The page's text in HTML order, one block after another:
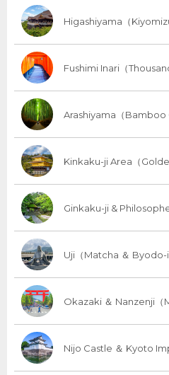
Higashiyama（
Fushimi Inari（
Arashiyama（Bamboo
Kinkaku-ji Area（
Ginkaku-ji &
Uji（Matcha ＆ Byodo-
Okazaki ＆ Nanzenji（
Nijo Castle ＆ Kyoto